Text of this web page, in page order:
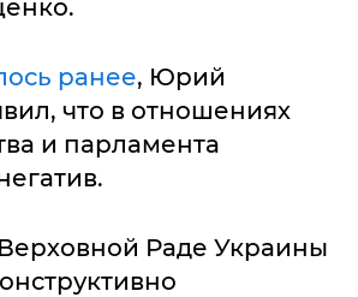
ранее, Юрий
что в отношениях
и парламента
Раде Украины